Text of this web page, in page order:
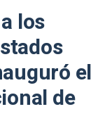
los
el
de